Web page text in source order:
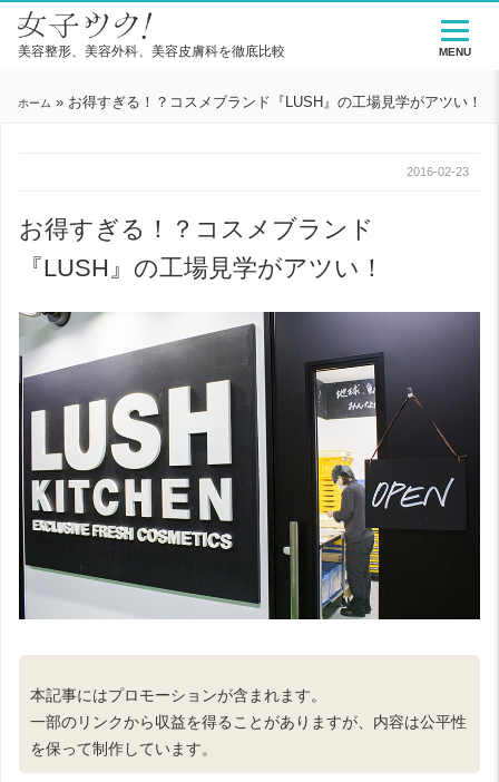
美容整形、美容外科、美容皮膚科を徹底比較
ホーム » お得すぎる！？コスメブランド『LUSH』の工場見学がアツい！
2016-02-23
お得すぎる！？コスメブランド
『LUSH』の工場見学がアツい！
本記事にはプロモーションが含まれます。
一部のリンクから収益を得ることがありますが、内容は公平性
を保って制作しています。
MENU